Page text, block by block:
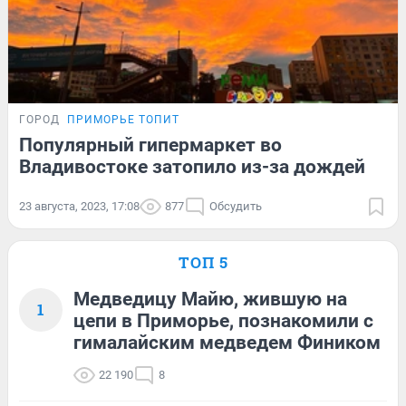
ГОРОД ПРИМОРЬЕ ТОПИТ
Популярный гипермаркет во
Владивостоке затопило из-за дождей
23 августа, 2023, 17:08 877 Обсудить
ТОП 5
1
Медведицу Майю, жившую на
цепи в Приморье, познакомили с
гималайским медведем Фиником
22 190 8